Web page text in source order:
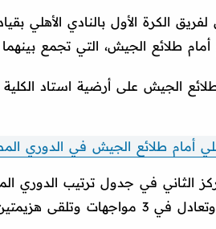
الكرة الأول بالنادي الأهلي
أمام طلائع الجيش، التي تجمع
أمام طلائع الجيش في الدوري